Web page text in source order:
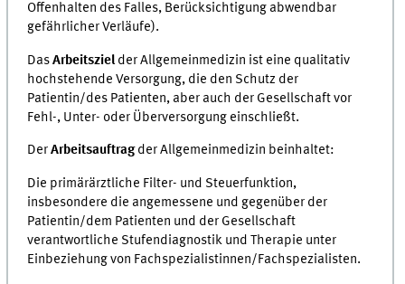
Offenhalten des Falles, Berücksichtigung abwendbar
gefährlicher Verläufe).
DasArbeitszielder Allgemeinmedizin ist eine qualitativ
hochstehende Versorgung, die den Schutz der
Patientin/des Patienten, aber auch der Gesellschaft vor
Fehl-, Unter- oder Überversorgung einschließt.
DerArbeitsauftragder Allgemeinmedizin beinhaltet:
Die primärärztliche Filter- und Steuerfunktion,
insbesondere die angemessene und gegenüber der
Patientin/dem Patienten und der Gesellschaft
verantwortliche Stufendiagnostik und Therapie unter
Einbeziehung von Fachspezialistinnen/Fachspezialisten.